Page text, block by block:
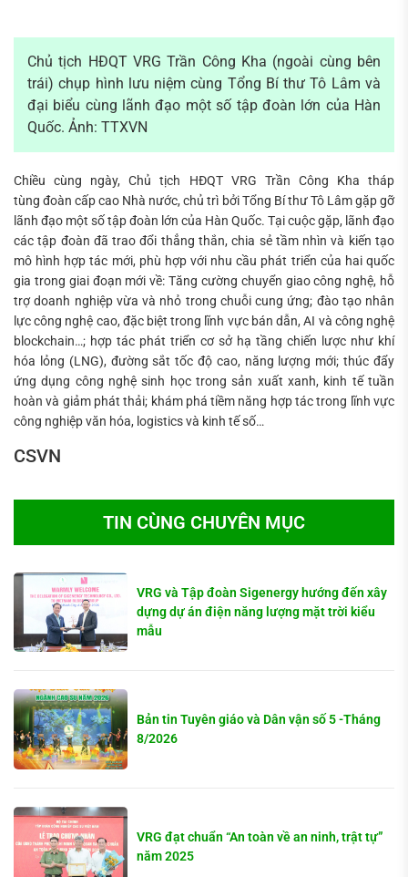
Chủ tịch HĐQT VRG Trần Công Kha (ngoài cùng bên
trái) chụp hình lưu niệm cùng Tổng Bí thư Tô Lâm và
đại biểu cùng lãnh đạo một số tập đoàn lớn của Hàn
Quốc. Ảnh: TTXVN
Chiều cùng ngày, Chủ tịch HĐQT VRG Trần Công Kha tháp
tùng đoàn cấp cao Nhà nước, chủ trì bởi Tổng Bí thư Tô Lâm gặp gỡ
lãnh đạo một số tập đoàn lớn của Hàn Quốc. Tại cuộc gặp, lãnh đạo
các tập đoàn đã trao đổi thẳng thắn, chia sẻ tầm nhìn và kiến tạo
mô hình hợp tác mới, phù hợp với nhu cầu phát triển của hai quốc
gia trong giai đoạn mới về: Tăng cường chuyển giao công nghệ, hỗ
trợ doanh nghiệp vừa và nhỏ trong chuỗi cung ứng; đào tạo nhân
lực công nghệ cao, đặc biệt trong lĩnh vực bán dẫn, AI và công nghệ
blockchain…; hợp tác phát triển cơ sở hạ tầng chiến lược như khí
hóa lỏng (LNG), đường sắt tốc độ cao, năng lượng mới; thúc đẩy
ứng dụng công nghệ sinh học trong sản xuất xanh, kinh tế tuần
hoàn và giảm phát thải; khám phá tiềm năng hợp tác trong lĩnh vực
công nghiệp văn hóa, logistics và kinh tế số…
CSVN
TIN CÙNG CHUYÊN MỤC
VRG và Tập đoàn Sigenergy hướng đến xây
dựng dự án điện năng lượng mặt trời kiểu
mẫu
Bản tin Tuyên giáo và Dân vận số 5 -Tháng
8/2026
VRG đạt chuẩn “An toàn về an ninh, trật tự”
năm 2025